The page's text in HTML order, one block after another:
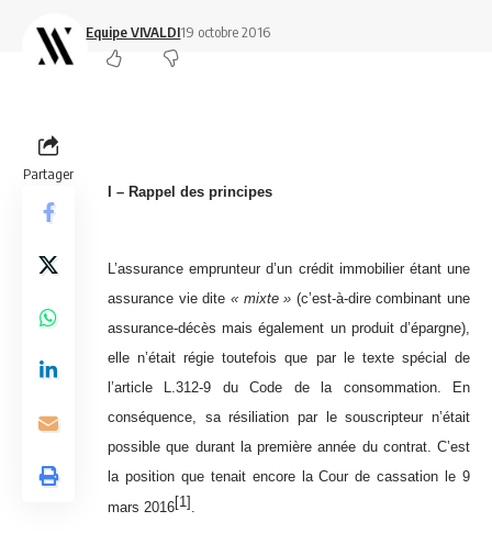
Equipe VIVALDI19 octobre 2016
Partager
I – Rappel des principes
L’assurance emprunteur d’un crédit immobilier étant une
assurance vie dite « mixte » (c’est-à-dire combinant une
assurance-décès mais également un produit d’épargne),
elle n’était régie toutefois que par le texte spécial de
l’article L.312-9 du Code de la consommation. En
conséquence, sa résiliation par le souscripteur n’était
possible que durant la première année du contrat. C’est
la position que tenait encore la Cour de cassation le 9
mars 2016[1] .